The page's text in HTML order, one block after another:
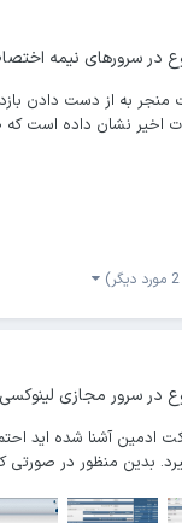
درسرورهای نیمه
به از دست دادن
درصد از مشتریان انتظار دارند سایت...
در سرور مجازی لینوکسی
ادمین آشنا شده اید
بدین منظور در صورتی